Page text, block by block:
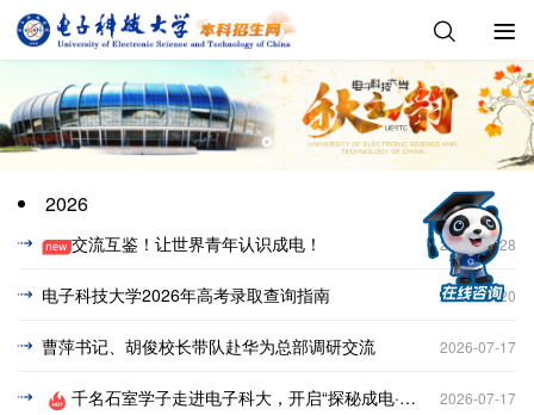
2026
交流互鉴！让世界青年认识成电！ 2026-07-28
电子科技大学2026年高考录取查询指南 2026-07-20
曹萍书记、胡俊校长带队赴华为总部调研交流 2026-07-17
千名石室学子走进电子科大，开启“探秘成电·智创未来”研学之旅 2026-07-17